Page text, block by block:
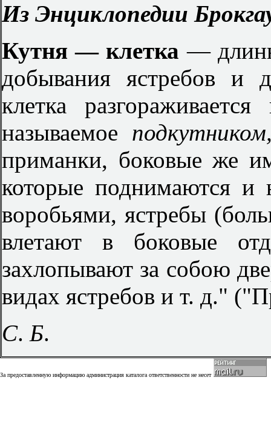
Из Энциклопедии
Кутня — клетка—
добывания ястребов
клетка
называемое
приманки, боковые же
которые поднимаются и
воробьями, ястребы
влетают в боковые
захлопывают за собою
видах ястребов и т. д."
С. Б.
За предоставленную информацию администрация каталога ответственности не несет